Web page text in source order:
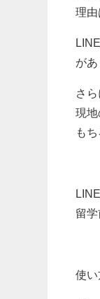
理由
が
さ
現
も
留
使い